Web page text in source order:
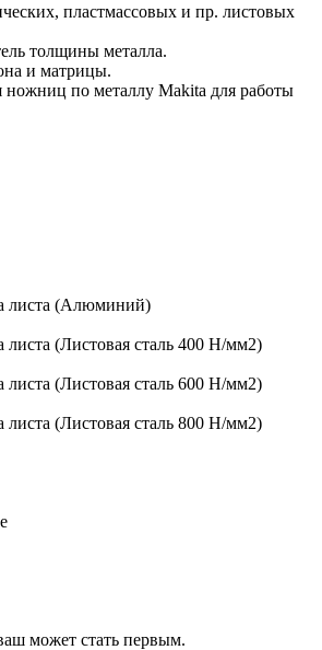
пластмассовых и пр. листовых
толщины металла.
и матрицы.
ножниц по металлу Makita для работы
листа (Алюминий)
(Листовая сталь 400 Н/мм2)
(Листовая сталь 600 Н/мм2)
(Листовая сталь 800 Н/мм2)
может стать первым.